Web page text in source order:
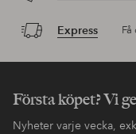
Express
Första köpet? Vi
Nyheter varje vecka,